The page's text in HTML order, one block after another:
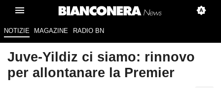
NOTIZIE MAGAZINE RADIO BN
Juve-Yildiz ci siamo: rinnovo
per allontanare la Premier